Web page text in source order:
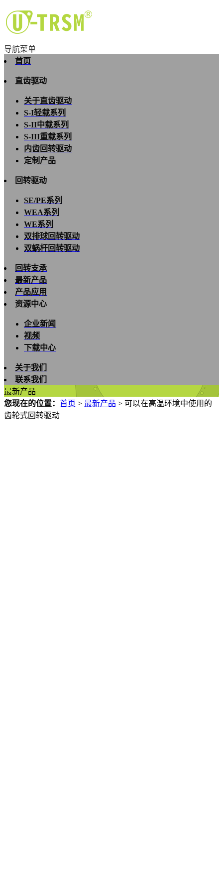
导航菜单
首页
直齿驱动
关于直齿驱动
S-I轻载系列
S-II中载系列
S-III重载系列
内齿回转驱动
定制产品
回转驱动
SE/PE系列
WEA系列
WE系列
双排球回转驱动
双蜗杆回转驱动
回转支承
最新产品
产品应用
资源中心
企业新闻
视频
下载中心
关于我们
联系我们
最新产品
您现在的位置： 首页 > 最新产品 > 可以在高温环境中使用的
齿轮式回转驱动